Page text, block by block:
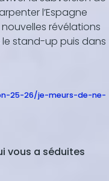
l’Espagne
révélations
stand-up puis dans
25-26/je-meurs-de-ne-
vous a séduites